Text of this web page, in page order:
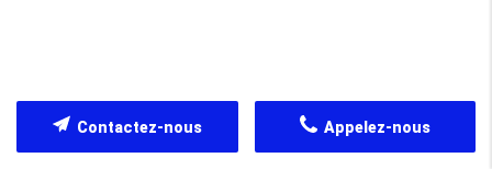
Appelez-nous
Contactez-nous